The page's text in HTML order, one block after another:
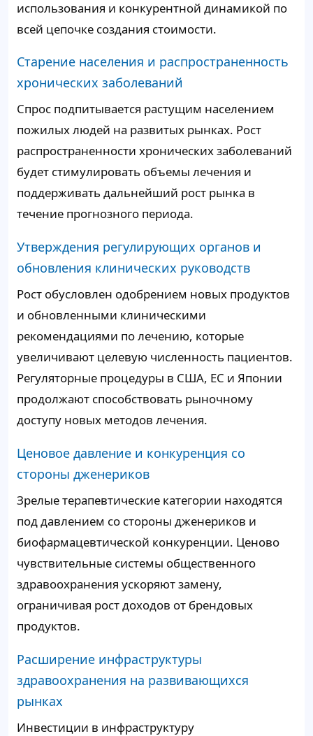
использования и конкурентной динамикой по
всей цепочке создания стоимости.
Старение населения и распространенность
хронических заболеваний
Спрос подпитывается растущим населением
пожилых людей на развитых рынках. Рост
распространенности хронических заболеваний
будет стимулировать объемы лечения и
поддерживать дальнейший рост рынка в
течение прогнозного периода.
Утверждения регулирующих органов и
обновления клинических руководств
Рост обусловлен одобрением новых продуктов
и обновленными клиническими
рекомендациями по лечению, которые
увеличивают целевую численность пациентов.
Регуляторные процедуры в США, ЕС и Японии
продолжают способствовать рыночному
доступу новых методов лечения.
Ценовое давление и конкуренция со
стороны дженериков
Зрелые терапевтические категории находятся
под давлением со стороны дженериков и
биофармацевтической конкуренции. Ценово
чувствительные системы общественного
здравоохранения ускоряют замену,
ограничивая рост доходов от брендовых
продуктов.
Расширение инфраструктуры
здравоохранения на развивающихся
рынках
Инвестиции в инфраструктуру